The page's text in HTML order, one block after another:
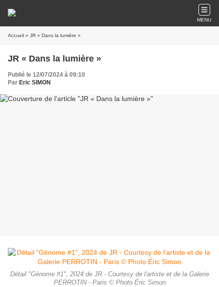
MENU
Accueil » JR « Dans la lumière »
JR « Dans la lumière »
Publié le 12/07/2024 à 09:10
Par Eric SIMON
Détail "Génome #1", 2024 de JR - Courtesy de l'artiste et de la Galerie
PERROTIN - Paris © Photo Éric Simon